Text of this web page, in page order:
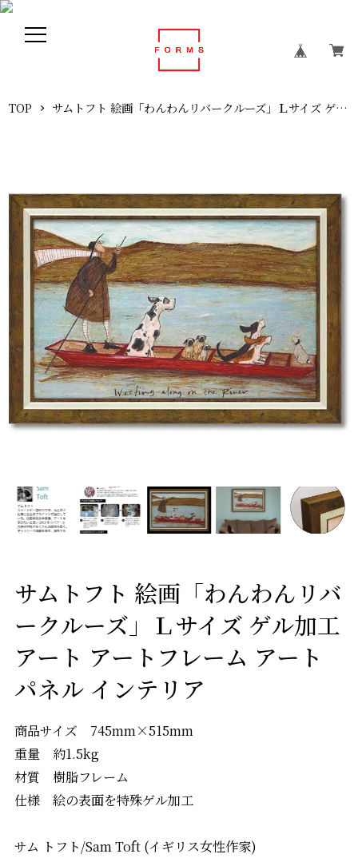
TOP サムトフト 絵画「わんわんリバークルーズ」Ｌサイズ ゲル加工アート アートフレーム アートパネル インテリア
サムトフト 絵画「わんわんリバ
ークルーズ」Ｌサイズ ゲル加工
アート アートフレーム アート
パネル インテリア
商品サイズ 745mm×515mm
重量 約1.5kg
材質 樹脂フレーム
仕様 絵の表面を特殊ゲル加工
サム トフト/Sam Toft (イギリス女性作家)